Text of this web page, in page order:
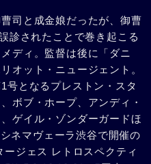
司と成金娘だったが、御曹
診されたことで巻き起こる
ディ。監督は後に「ダニ
オット・ニュージェント。
号となるプレストン・スタ
ボブ・ホープ、アンディ・
ゲイル・ゾンダーガードほ
ネマヴェーラ渋谷で開催の
ージェス レトロスペクティ